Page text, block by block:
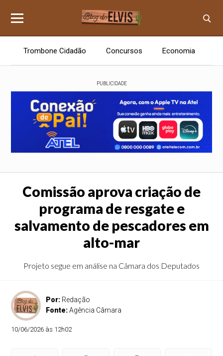
Trombone Cidadão Concursos Economia
PUBLICIDADE
Comissão aprova criação de
programa de resgate e
salvamento de pescadores em
alto-mar
Projeto segue em análise na Câmara dos Deputados
Por: Redação
Fonte:Agência Câmara
10/06/2026 às 12h02